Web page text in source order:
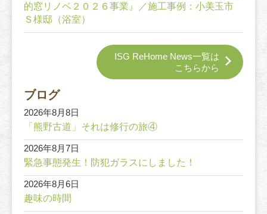
的窓リノベ２０２６事業』／施工事例：小美玉市
Ｓ様邸（浴室）
ISG ReHome News一覧は
こちらから
ブログ
2026年8月8日
「熊野古道」それは修行の旅④
2026年8月7日
緊急事態発生！防犯ガラスにしました！
2026年8月6日
趣味の時間